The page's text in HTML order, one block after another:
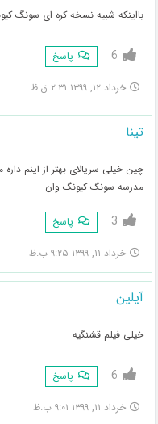
بااینکه شبیه نسخه کره ای سونگ
6 پاسخ
خرداد ۱۲, ۱۳۹۹ ۲:۳۱ ق.ظ
تینا
چین خیلی سریالای بهتر از اینم
مدرسه سونگ کیونگ وان
3 پاسخ
خرداد ۱۱, ۱۳۹۹ ۹:۲۵ ب.ظ
آیلین
خیلی فیلم قشنگیه
6 پاسخ
خرداد ۱۱, ۱۳۹۹ ۹:۰۱ ب.ظ